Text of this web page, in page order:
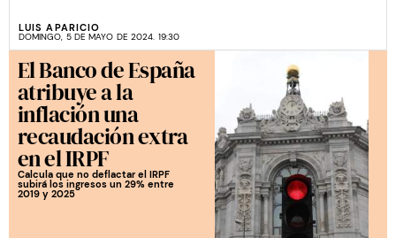
LUIS APARICIO
DOMINGO, 5 DE MAYO DE 2024. 19:30
El Banco de España
atribuye a la
inflación una
recaudación extra
en el IRPF
Calcula que no deflactar el IRPF
subirá los ingresos un 29% entre
2019 y 2025